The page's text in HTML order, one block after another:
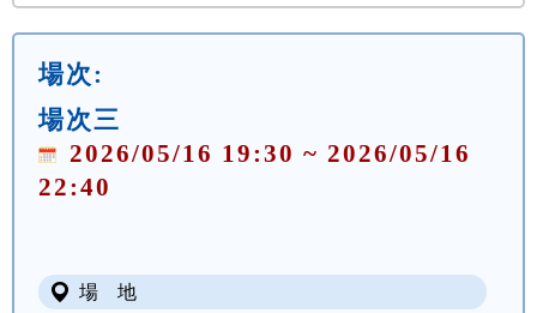
場次:
場次三
2026/05/16 19:30 ~ 2026/05/16
22:40
場 地